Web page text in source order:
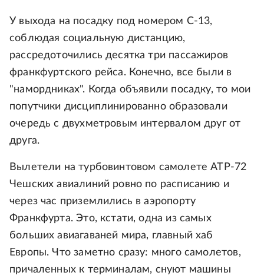
У выхода на посадку под номером С-13,
соблюдая социальную дистанцию,
рассредоточились десятка три пассажиров
франкфуртского рейса. Конечно, все были в
"намордниках". Когда объявили посадку, то мои
попутчики дисциплинированно образовали
очередь с двухметровым интервалом друг от
друга.
Вылетели на турбовинтовом самолете АТР-72
Чешских авиалиний ровно по расписанию и
через час приземлились в аэропорту
Франкфурта. Это, кстати, одна из самых
больших авиагаваней мира, главный хаб
Европы. Что заметно сразу: много самолетов,
причаленных к терминалам, снуют машины